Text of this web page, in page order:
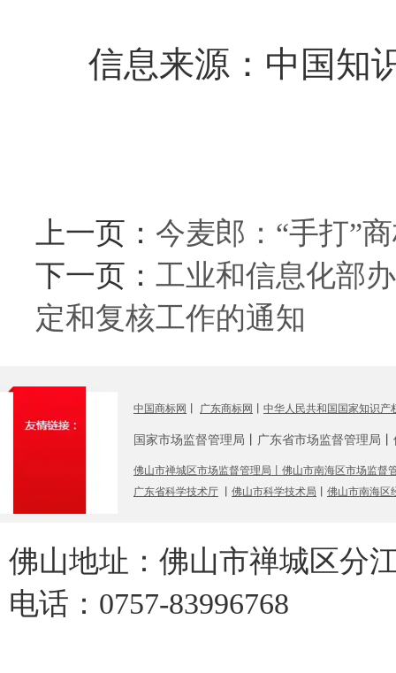
信息来源：中国知
上一页： 今麦郎：“手打”
下一页： 工业和信息化部
定和复核工作的通知
中国商标网 广东商标网 中华人民共和国国家知识产
国家市场监督管理局 广东省市场监督管理局
佛山市禅城区市场监督管理局
佛山市南海区市场监督
广东省科学技术厅
佛山市科学技术局 佛山市南海区
佛山地址：佛山市禅城区分
电话：0757-83996768